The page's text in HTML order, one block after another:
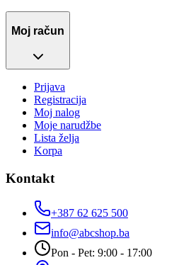
Moj račun
Prijava
Registracija
Moj nalog
Moje narudžbe
Lista želja
Korpa
Kontakt
+387 62 625 500
info@abcshop.ba
Pon - Pet: 9:00 - 17:00